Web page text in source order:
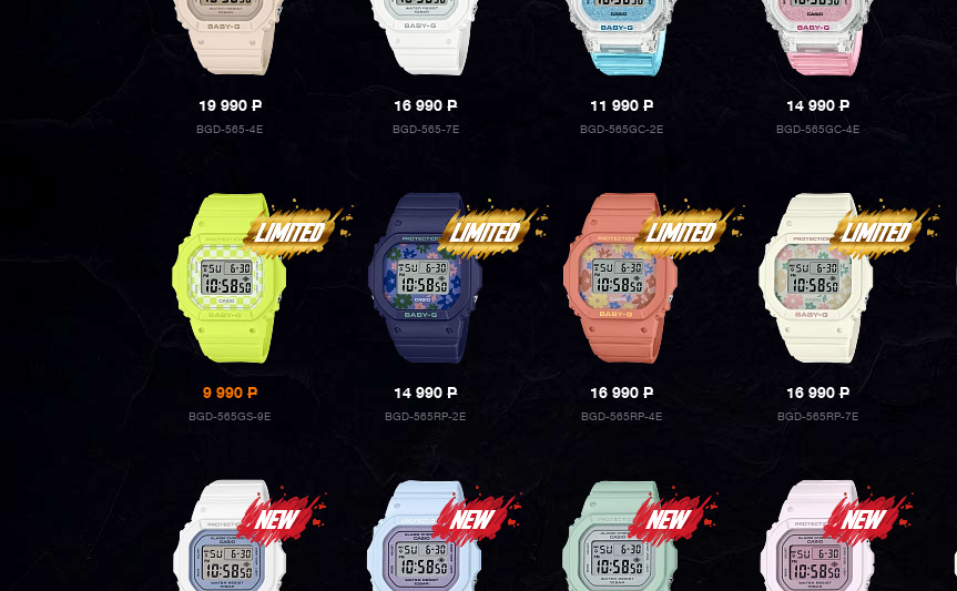
19 990P
BGD-565-4E
16 990P
BGD-565-7E
11 990 P
BGD-565GC-2E
14 990P
BGD-565GC-4E
9 990P
BGD-565GS-9E
14 990P
BGD-565RP-2E
16 990 P
BGD-565RP-4E
16 990P
BGD-565RP-7E